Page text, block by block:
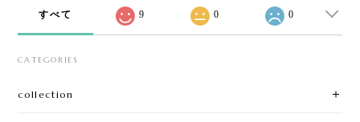
すべて 9 0 0
CATEGORIES
collection